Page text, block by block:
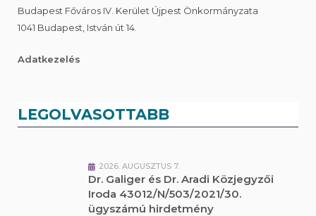
Budapest Főváros IV. Kerület Újpest Önkormányzata
1041 Budapest, István út 14.
Adatkezelés
LEGOLVASOTTABB
2026. AUGUSZTUS 7.
Dr. Galiger és Dr. Aradi Közjegyzői
Iroda 43012/N/503/2021/30.
ügyszámú hirdetmény